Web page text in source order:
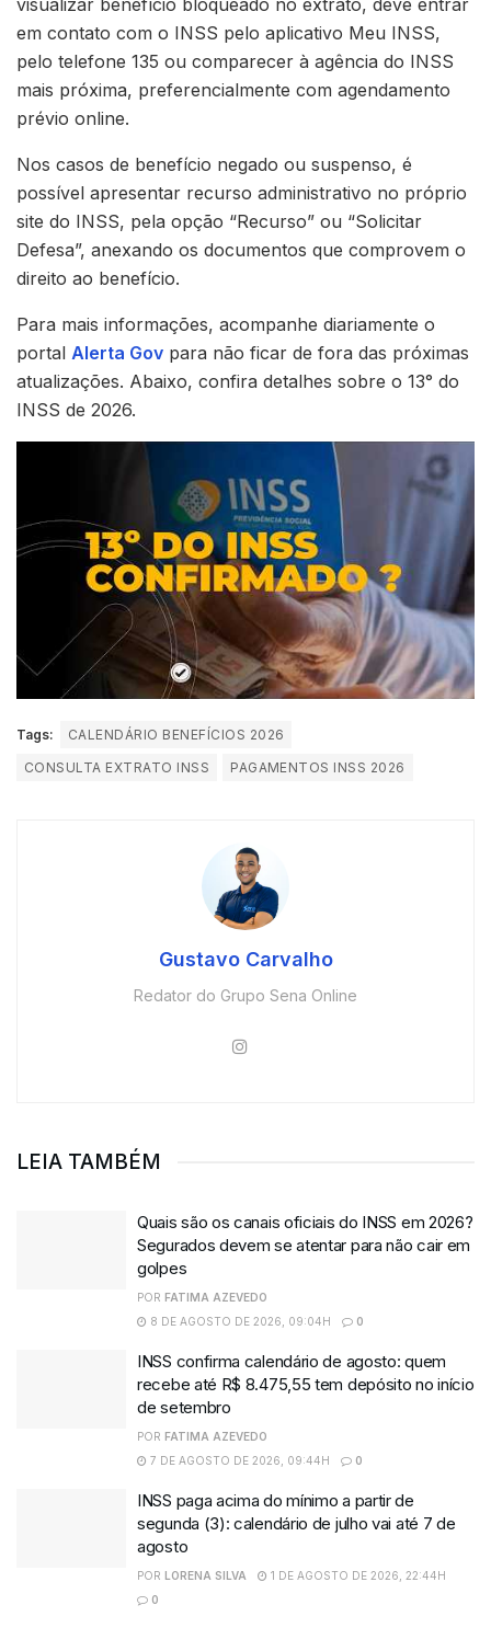
visualizar benefício bloqueado no extrato, deve entrar
em contato com o INSS pelo aplicativo Meu INSS,
pelo telefone 135 ou comparecer à agência do INSS
mais próxima, preferencialmente com agendamento
prévio online.
Nos casos de benefício negado ou suspenso, é
possível apresentar recurso administrativo no próprio
site do INSS, pela opção “Recurso” ou “Solicitar
Defesa”, anexando os documentos que comprovem o
direito ao benefício.
Para mais informações, acompanhe diariamente o
portal Alerta Gov para não ficar de fora das próximas
atualizações. Abaixo, confira detalhes sobre o 13° do
INSS de 2026.
Tags:
CALENDÁRIO BENEFÍCIOS 2026
CONSULTA EXTRATO INSS
PAGAMENTOS INSS 2026
Gustavo Carvalho
Redator do Grupo Sena Online
LEIA TAMBÉM
Quais são os canais oficiais do INSS em 2026?
Segurados devem se atentar para não cair em
golpes
POR FATIMA AZEVEDO
8 DE AGOSTO DE 2026, 09:04H
0
INSS confirma calendário de agosto: quem
recebe até R$ 8.475,55 tem depósito no início
de setembro
POR FATIMA AZEVEDO
7 DE AGOSTO DE 2026, 09:44H
0
INSS paga acima do mínimo a partir de
segunda (3): calendário de julho vai até 7 de
agosto
POR LORENA SILVA
1 DE AGOSTO DE 2026, 22:44H
0